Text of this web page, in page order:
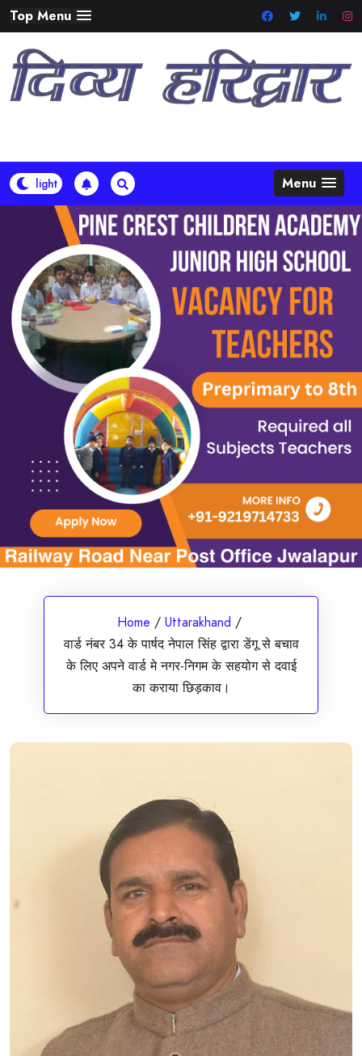
Skip
to
content
Top Menu
Menu
Home / Uttarakhand /
वार्ड नंबर 34 के पार्षद नेपाल सिंह द्वारा डेंगू से बचाव
के लिए अपने वार्ड मे नगर-निगम के सहयोग से दवाई
का कराया छिड़काव।